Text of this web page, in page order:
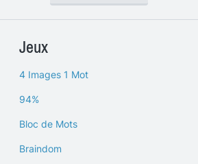
Jeux
4 Images 1 Mot
94%
Bloc de Mots
Braindom